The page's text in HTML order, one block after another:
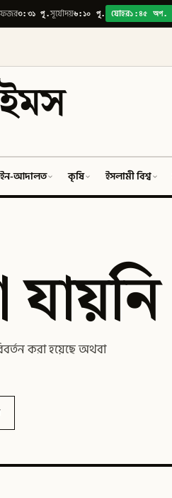
ফজর৩:৩১ পূ.সূর্যোদয়৬:১০ পূ. যোহর১:৪৫ অপ.
আদালত কৃষি ইসলামী বিশ্ব
করা হয়েছে অথবা